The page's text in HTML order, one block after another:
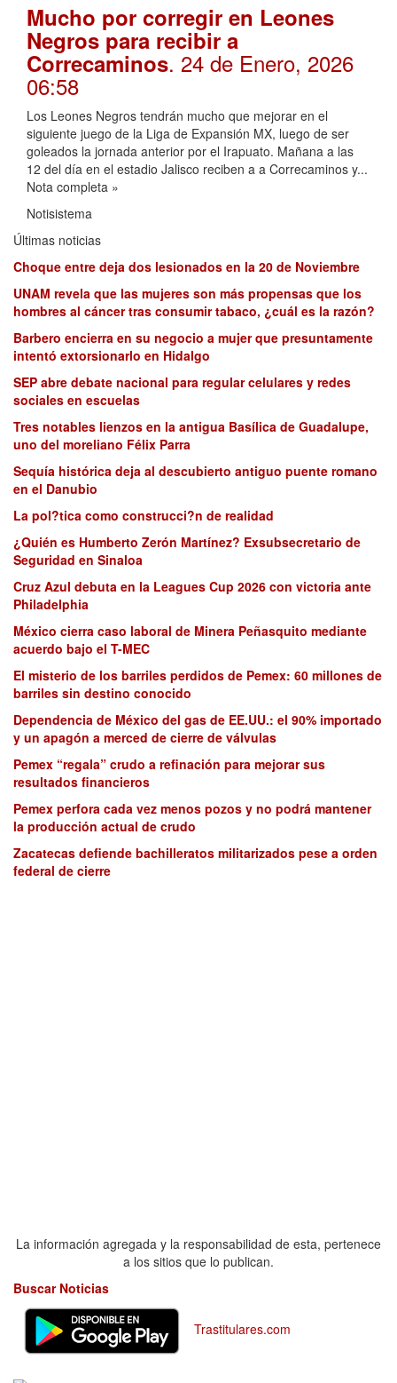
Mucho por corregir en Leones
Negros para recibir a
Correcaminos. 24 de Enero, 2026
06:58
Los Leones Negros tendrán mucho que mejorar en el
siguiente juego de la Liga de Expansión MX, luego de ser
goleados la jornada anterior por el Irapuato. Mañana a las
12 del día en el estadio Jalisco reciben a a Correcaminos y...
Nota completa »
Notisistema
Últimas noticias
Choque entre deja dos lesionados en la 20 de Noviembre
UNAM revela que las mujeres son más propensas que los
hombres al cáncer tras consumir tabaco, ¿cuál es la razón?
Barbero encierra en su negocio a mujer que presuntamente
intentó extorsionarlo en Hidalgo
SEP abre debate nacional para regular celulares y redes
sociales en escuelas
Tres notables lienzos en la antigua Basílica de Guadalupe,
uno del moreliano Félix Parra
Sequía histórica deja al descubierto antiguo puente romano
en el Danubio
La pol?tica como construcci?n de realidad
¿Quién es Humberto Zerón Martínez? Exsubsecretario de
Seguridad en Sinaloa
Cruz Azul debuta en la Leagues Cup 2026 con victoria ante
Philadelphia
México cierra caso laboral de Minera Peñasquito mediante
acuerdo bajo el T-MEC
El misterio de los barriles perdidos de Pemex: 60 millones de
barriles sin destino conocido
Dependencia de México del gas de EE.UU.: el 90% importado
y un apagón a merced de cierre de válvulas
Pemex “regala” crudo a refinación para mejorar sus
resultados financieros
Pemex perfora cada vez menos pozos y no podrá mantener
la producción actual de crudo
Zacatecas defiende bachilleratos militarizados pese a orden
federal de cierre
La información agregada y la responsabilidad de esta, pertenece
a los sitios que lo publican.
Buscar Noticias
Trastitulares.com